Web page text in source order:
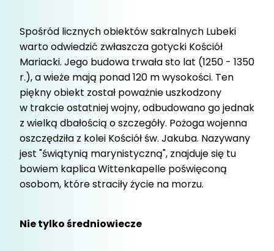
Spośród licznych obiektów sakralnych Lubeki
warto odwiedzić zwłaszcza gotycki Kościół
Mariacki. Jego budowa trwała sto lat (1250 - 1350
r.), a wieże mają ponad 120 m wysokości. Ten
piękny obiekt został poważnie uszkodzony
w trakcie ostatniej wojny, odbudowano go jednak
z wielką dbałością o szczegóły. Pożoga wojenna
oszczędziła z kolei Kościół św. Jakuba. Nazywany
jest "świątynią marynistyczną", znajduje się tu
bowiem kaplica Wittenkapelle poświęconą
osobom, które straciły życie na morzu.
Nie tylko średniowiecze